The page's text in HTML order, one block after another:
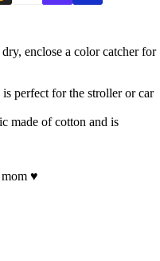
enclose a color catcher for
perfect for the stroller or car
made of cotton and is
♥